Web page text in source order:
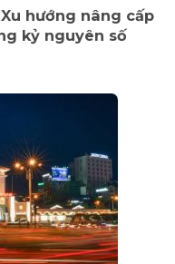
hướng nâng cấp
kỷ nguyên số